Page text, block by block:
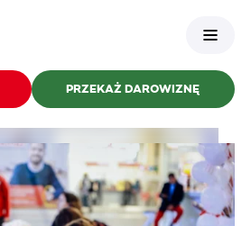
PRZEKAŻ DAROWIZNĘ